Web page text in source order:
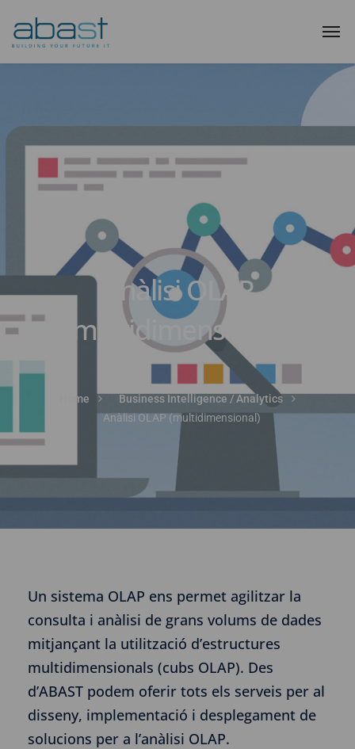
Anàlisi OLAP
(multidimensional)
Home
Business Intelligence / Analytics
Anàlisi OLAP (multidimensional)
Un sistema OLAP ens permet agilitzar la
consulta i anàlisi de grans volums de dades
mitjançant la utilització d’estructures
multidimensionals (cubs OLAP). Des
d’ABAST podem oferir tots els serveis per al
disseny, implementació i desplegament de
solucions per a l’anàlisi OLAP.